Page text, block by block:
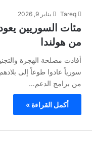
Tareq يناير 9, 2026
مئات السوريين
من هولندا
من برامج الدعم…
أكمل القراءة »